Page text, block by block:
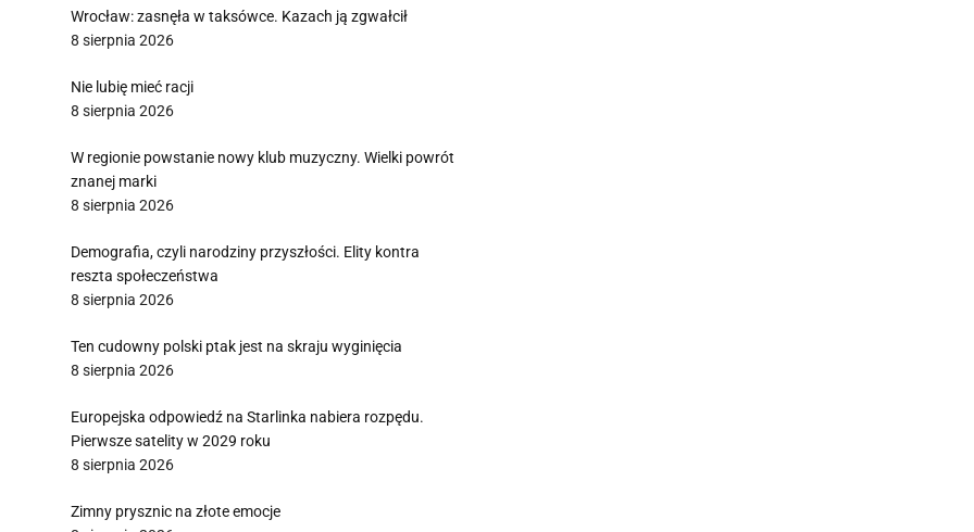
Wrocław: zasnęła w taksówce. Kazach ją zgwałcił
8 sierpnia 2026
Nie lubię mieć racji
8 sierpnia 2026
W regionie powstanie nowy klub muzyczny. Wielki powrót
znanej marki
8 sierpnia 2026
Demografia, czyli narodziny przyszłości. Elity kontra
reszta społeczeństwa
8 sierpnia 2026
Ten cudowny polski ptak jest na skraju wyginięcia
8 sierpnia 2026
Europejska odpowiedź na Starlinka nabiera rozpędu.
Pierwsze satelity w 2029 roku
8 sierpnia 2026
Zimny prysznic na złote emocje